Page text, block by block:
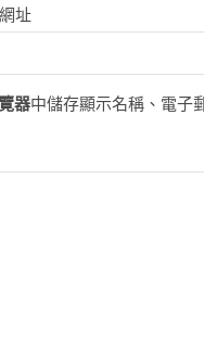
址
器中儲存顯示名稱、電子